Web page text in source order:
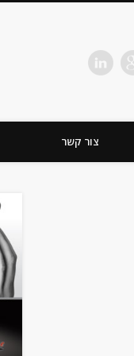
צור קשר